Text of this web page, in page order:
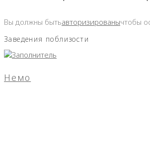
Вы должны бытьавторизированычтобы
Заведения поблизости
Немо